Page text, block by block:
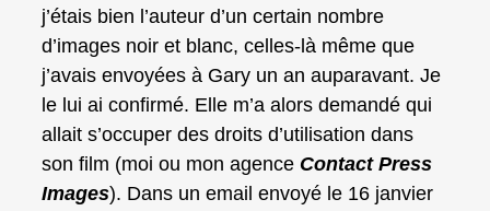
j’étais bien l’auteur d’un certain nombre
d’images noir et blanc, celles-là même que
j’avais envoyées à Gary un an auparavant. Je
le lui ai confirmé. Elle m’a alors demandé qui
allait s’occuper des droits d’utilisation dans
son film (moi ou mon agence Contact Press
Images). Dans un email envoyé le 16 janvier